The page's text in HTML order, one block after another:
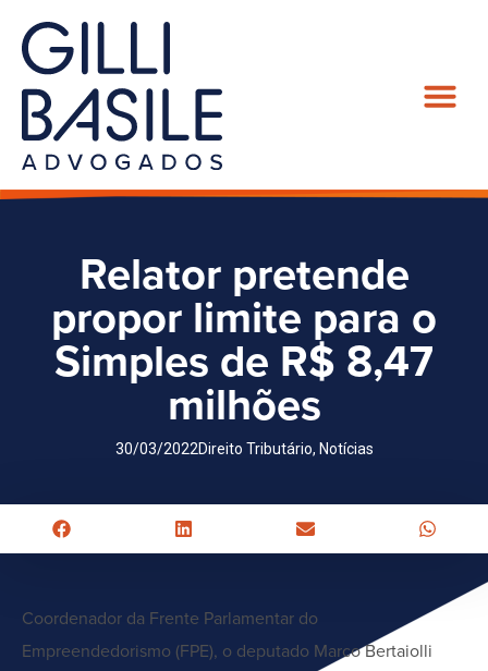
Relator pretende
propor limite para o
Simples de R$ 8,47
milhões
30/03/2022Direito Tributário, Notícias
Coordenador da Frente Parlamentar do
Empreendedorismo (FPE), o deputado Marco Bertaiolli